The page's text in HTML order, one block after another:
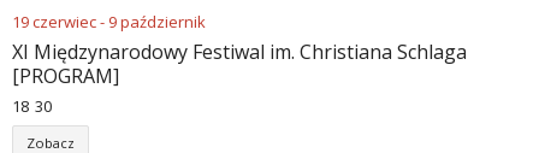
19czerwiec- 9październik
XI Międzynarodowy Festiwal im. Christiana Schlaga
[PROGRAM]
18 30
Zobacz